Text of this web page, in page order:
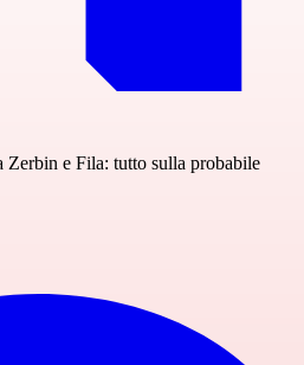
Zerbin e Fila: tutto sulla probabile